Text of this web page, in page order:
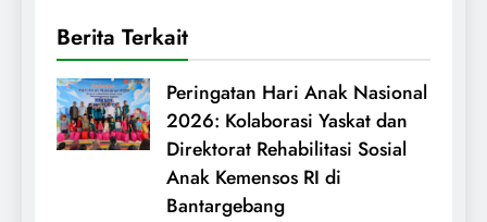
Berita Terkait
Peringatan Hari Anak Nasional
2026: Kolaborasi Yaskat dan
Direktorat Rehabilitasi Sosial
Anak Kemensos RI di
Bantargebang